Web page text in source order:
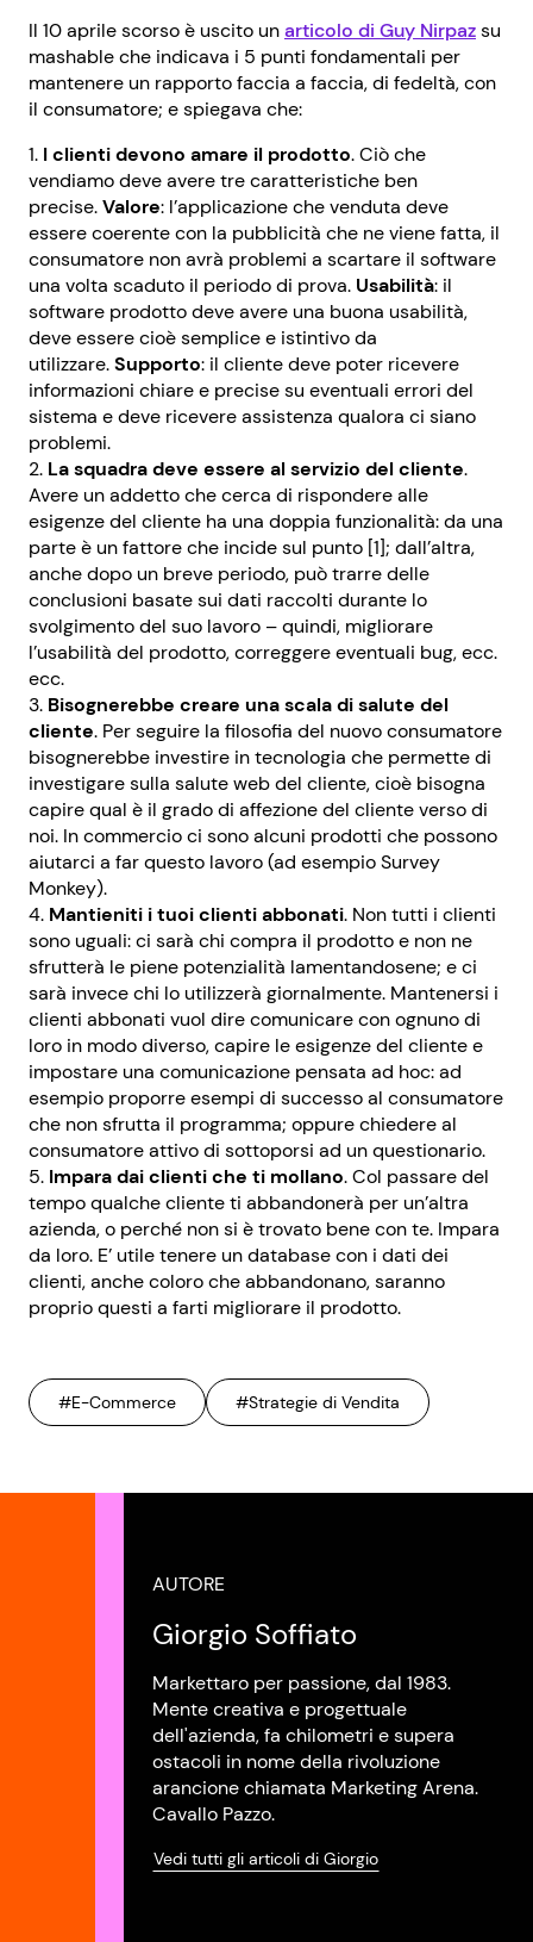
Il 10 aprile scorso è uscito unarticolo di Guy Nirpazsu
mashable che indicava i 5 punti fondamentali per
mantenere un rapporto faccia a faccia, di fedeltà, con
il consumatore; e spiegava che:
I clienti devono amare il prodotto. Ciò che
vendiamo deve avere tre caratteristiche ben
precise.Valore: l’applicazione che venduta deve
essere coerente con la pubblicità che ne viene fatta, il
consumatore non avrà problemi a scartare il software
una volta scaduto il periodo di prova. Usabilità: il
software prodotto deve avere una buona usabilità,
deve essere cioè semplice e istintivo da
utilizzare.Supporto: il cliente deve poter ricevere
informazioni chiare e precise su eventuali errori del
sistema e deve ricevere assistenza qualora ci siano
problemi.
La squadra deve essere al servizio del cliente.
Avere un addetto che cerca di rispondere alle
esigenze del cliente ha una doppia funzionalità: da una
parte è un fattore che incide sul punto [1]; dall’altra,
anche dopo un breve periodo, può trarre delle
conclusioni basate sui dati raccolti durante lo
svolgimento del suo lavoro – quindi, migliorare
l’usabilità del prodotto, correggere eventuali bug, ecc.
ecc.
Bisognerebbe creare una scala di salute del
cliente. Per seguire la filosofia del nuovo consumatore
bisognerebbe investire in tecnologia che permette di
investigare sulla salute web del cliente, cioè bisogna
capire qual è il grado di affezione del cliente verso di
noi. In commercio ci sono alcuni prodotti che possono
aiutarci a far questo lavoro (ad esempio Survey
Monkey).
Mantieniti i tuoi clienti abbonati. Non tutti i clienti
sono uguali: ci sarà chi compra il prodotto e non ne
sfrutterà le piene potenzialità lamentandosene; e ci
sarà invece chi lo utilizzerà giornalmente. Mantenersi i
clienti abbonati vuol dire comunicare con ognuno di
loro in modo diverso, capire le esigenze del cliente e
impostare una comunicazione pensata ad hoc: ad
esempio proporre esempi di successo al consumatore
che non sfrutta il programma; oppure chiedere al
consumatore attivo di sottoporsi ad un questionario.
Impara dai clienti che ti mollano. Col passare del
tempo qualche cliente ti abbandonerà per un’altra
azienda, o perché non si è trovato bene con te. Impara
da loro. E’ utile tenere un database con i dati dei
clienti, anche coloro che abbandonano, saranno
proprio questi a farti migliorare il prodotto.
#E-Commerce #Strategie di Vendita
AUTORE
Giorgio Soffiato
Markettaro per passione, dal 1983.
Mente creativa e progettuale
dell'azienda, fa chilometri e supera
ostacoli in nome della rivoluzione
arancione chiamata Marketing Arena.
Cavallo Pazzo.
Vedi tutti gli articoli di Giorgio